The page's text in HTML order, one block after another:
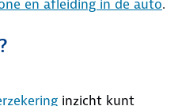
en afleiding in de auto.
inzicht kunt